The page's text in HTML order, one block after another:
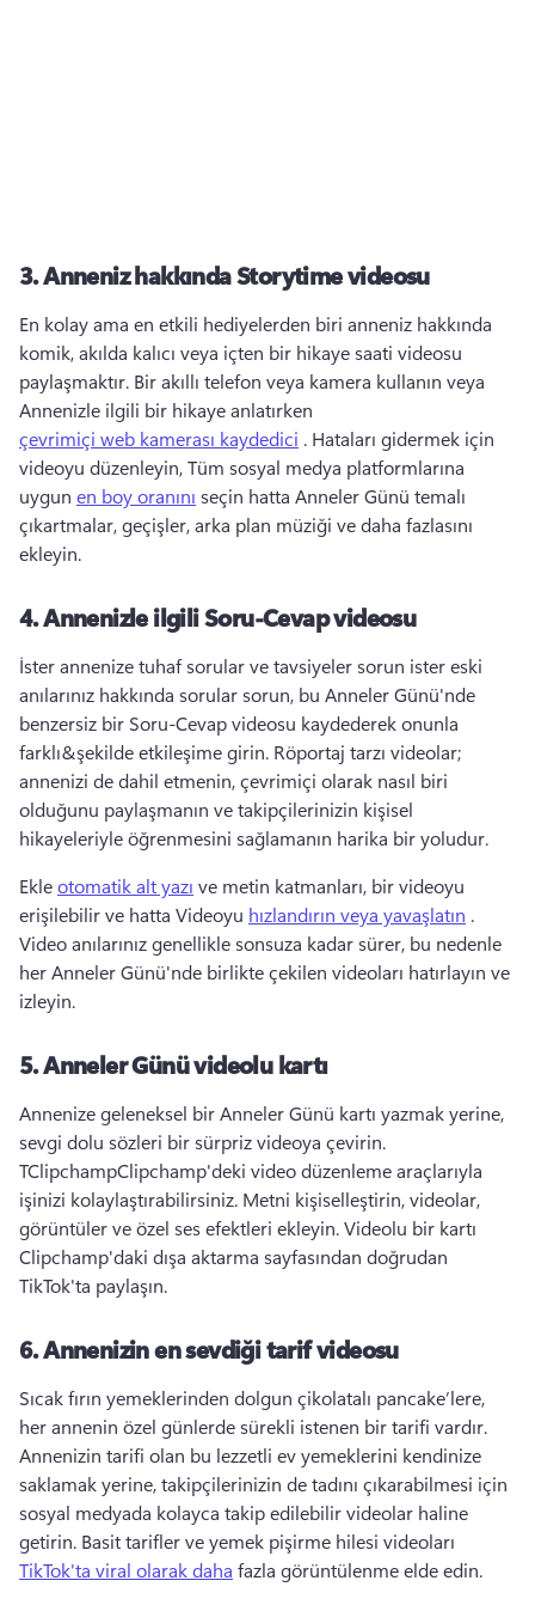
3.Anneniz hakkında Storytime videosu
En kolay ama en etkili hediyelerden biri anneniz hakkında
komik, akılda kalıcı veya içten bir hikaye saati videosu
paylaşmaktır. Bir akıllı telefon veya kamera kullanın veya
Annenizle ilgili bir hikaye anlatırken
çevrimiçi web kamerası kaydedici . Hataları gidermek için
videoyu düzenleyin, Tüm sosyal medya platformlarına
uygun en boy oranını seçin hatta Anneler Günü temalı
çıkartmalar, geçişler, arka plan müziği ve daha fazlasını
ekleyin.
4.Annenizle ilgili Soru-Cevap videosu
İster annenize tuhaf sorular ve tavsiyeler sorun ister eski
anılarınız hakkında sorular sorun, bu Anneler Günü'nde
benzersiz bir Soru-Cevap videosu kaydederek onunla
farklı&şekilde etkileşime girin. Röportaj tarzı videolar;
annenizi de dahil etmenin, çevrimiçi olarak nasıl biri
olduğunu paylaşmanın ve takipçilerinizin kişisel
hikayeleriyle öğrenmesini sağlamanın harika bir yoludur.
Ekle otomatik alt yazı ve metin katmanları, bir videoyu
erişilebilir ve hatta Videoyu hızlandırın veya yavaşlatın
Video anılarınız genellikle sonsuza kadar sürer, bu nedenle
her Anneler Günü'nde birlikte çekilen videoları hatırlayın ve
izleyin.
5.Anneler Günü videolu kartı
Annenize geleneksel bir Anneler Günü kartı yazmak yerine,
TClipchampClipchamp'deki video düzenleme araçlarıyla
işinizi kolaylaştırabilirsiniz. Metni kişiselleştirin, videolar,
görüntüler ve özel ses efektleri ekleyin. Videolu bir kartı
Clipchamp'daki dışa aktarma sayfasından doğrudan
TikTok'ta paylaşın.
6.Annenizin en sevdiği tarif videosu
Sıcak fırın yemeklerinden dolgun çikolatalı pancake’lere,
Annenizin tarifi olan bu lezzetli ev yemeklerini kendinize
saklamak yerine, takipçilerinizin de tadını çıkarabilmesi için
sosyal medyada kolayca takip edilebilir videolar haline
getirin. Basit tarifler ve yemek pişirme hilesi videoları
TikTok'ta viral olarak daha fazla görüntülenme elde edin.